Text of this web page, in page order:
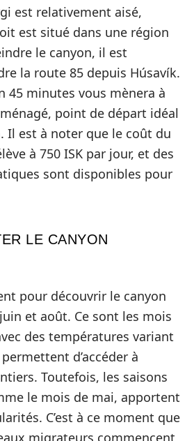
est relativement aisé,
est situé dans une région
le canyon, il est
la route 85 depuis Húsavík.
45 minutes vous mènera à
point de départ idéal
Il est à noter que le coût du
à 750 ISK par jour, et des
sont disponibles pour
LE CANYON
pour découvrir le canyon
et août. Ce sont les mois
des températures variant
d’accéder à
Toutefois, les saisons
le mois de mai, apportent
C’est à ce moment que
migrateurs commencent